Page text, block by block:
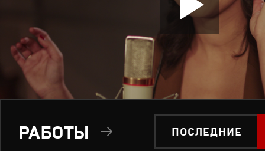
ПОСЛЕДНИЕ
РАБОТЫ